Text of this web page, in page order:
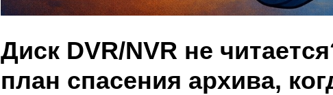
Диск DVR/NVR не
план спасения архива,